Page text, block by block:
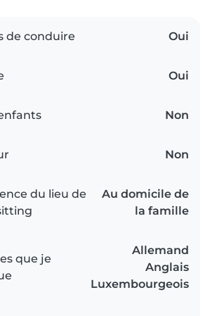
de conduire Oui
Oui
Non
Non
du lieu de
Au domicile de
la famille
que je
Allemand
Anglais
Luxembourgeois